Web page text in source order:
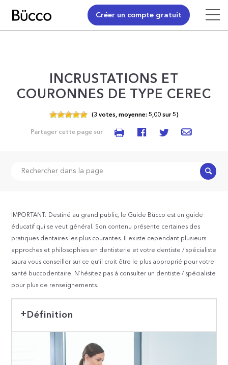
Créer un compte gratuit
INCRUSTATIONS ET
COURONNES DE TYPE CEREC
(3 votes, moyenne: 5,00 sur5)
Partager cette page sur
IMPORTANT: Destiné au grand public, le Guide Bücco est un guide
éducatif qui se veut général. Son contenu présente certaines des
pratiques dentaires les plus courantes. Il existe cependant plusieurs
approches et philosophies en dentisterie et votre dentiste / spécialiste
saura vous conseiller sur ce qu’il croit être le plus approprié pour votre
santé buccodentaire. N’hésitez pas à consulter un dentiste / spécialiste
pour plus de renseignements.
Définition